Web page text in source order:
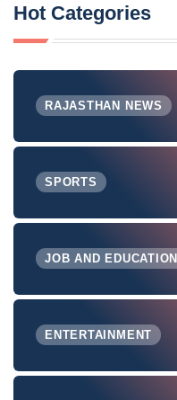
Hot Categories
RAJASTHAN NEWS
SPORTS
JOB AND EDUCATION
ENTERTAINMENT